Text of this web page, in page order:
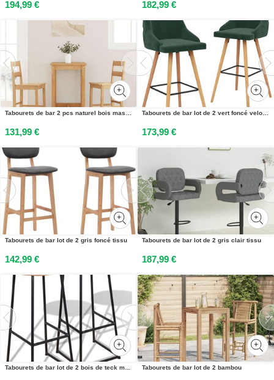
194,99 € 182,99 €
Tabourets de bar 2 pcs naturel bois massif dhévéa
131,99 €
Tabourets de bar lot de 2 vert foncé velours
173,99 €
Tabourets de bar lot de 2 gris foncé tissu
142,99 €
Tabourets de bar lot de 2 gris clair tissu
187,99 €
Tabourets de bar lot de 2 bois de teck massif Tabourets de bar lot de 2 bambou